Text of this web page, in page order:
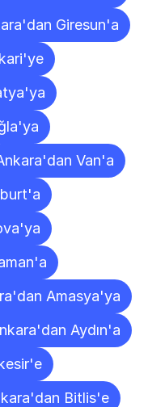
Giresun'a
Van'a
Amasya'ya
Aydın'a
Bitlis'e